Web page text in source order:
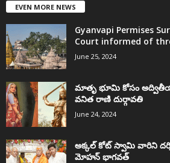
EVEN MORE NEWS
Gyanvapi Permises
Court informed of
June 25, 2024
మాతృ భూమి కోసం
వనిత రాణి దుర్గావతి
June 24, 2024
అక్కల్‌ కోట్‌ స్వామి వారిని
మోహన్ భాగవత్